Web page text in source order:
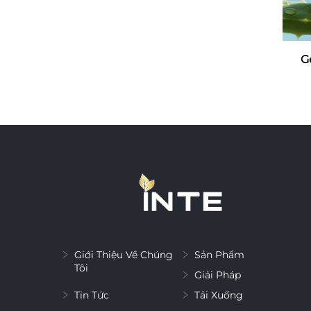
Giới Thiệu Về Chúng
Tôi
Sản Phẩm
Giải Pháp
Tin Tức
Tải Xuống